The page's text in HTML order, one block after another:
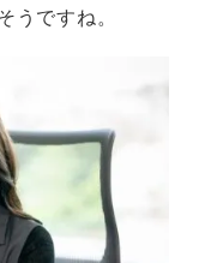
うですね。